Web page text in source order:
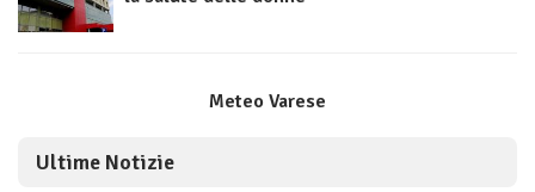
Meteo Varese
Ultime Notizie